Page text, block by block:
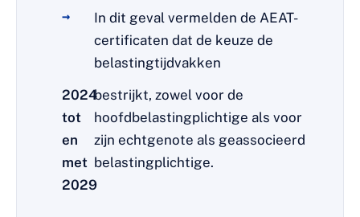
In dit geval vermelden de AEAT-
certificaten dat de keuze de
belastingtijdvakken
2024
tot
en
met
2029
bestrijkt, zowel voor de
hoofdbelastingplichtige als voor
zijn echtgenote als geassocieerd
belastingplichtige.